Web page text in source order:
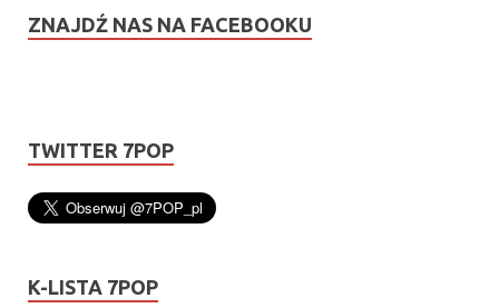
ZNAJDŹ NAS NA FACEBOOKU
TWITTER 7POP
K-LISTA 7POP